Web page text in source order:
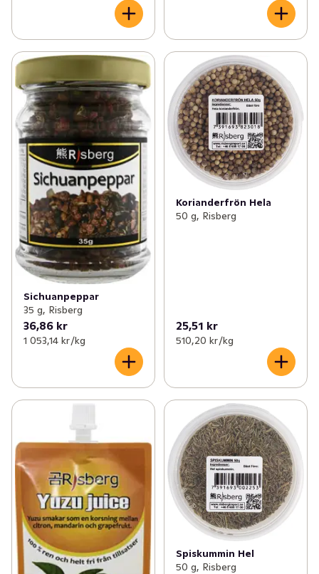
Sichuanpeppar
35 g, Risberg
36,86 kr
1 053,14 kr /kg
Korianderfrön Hela
50 g, Risberg
25,51 kr
510,20 kr /kg
Spiskummin Hel
50 g, Risberg